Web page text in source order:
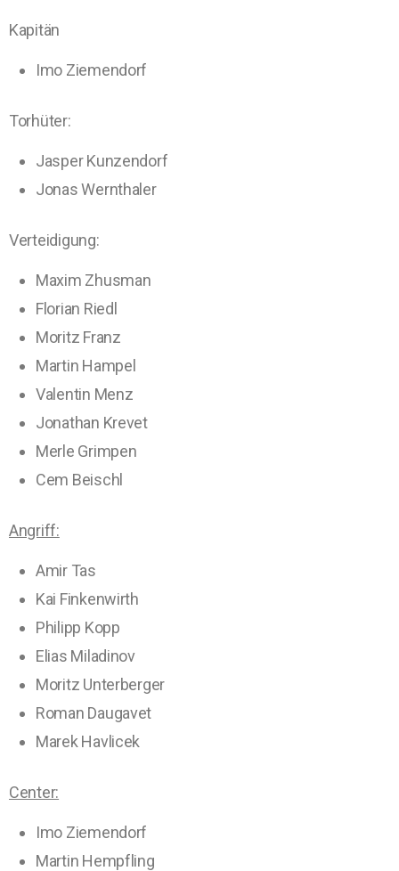
Kapitän
Imo Ziemendorf
Torhüter:
Jasper Kunzendorf
Jonas Wernthaler
Verteidigung:
Maxim Zhusman
Florian Riedl
Moritz Franz
Martin Hampel
Valentin Menz
Jonathan Krevet
Merle Grimpen
Cem Beischl
Angriff:
Amir Tas
Kai Finkenwirth
Philipp Kopp
Elias Miladinov
Moritz Unterberger
Roman Daugavet
Marek Havlicek
Center:
Imo Ziemendorf
Martin Hempfling